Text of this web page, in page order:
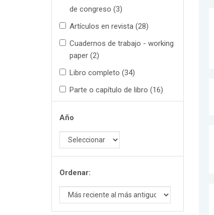
de congreso (3)
Artículos en revista (28)
Cuadernos de trabajo - working
paper (2)
Libro completo (34)
Parte o capítulo de libro (16)
Año
Ordenar: